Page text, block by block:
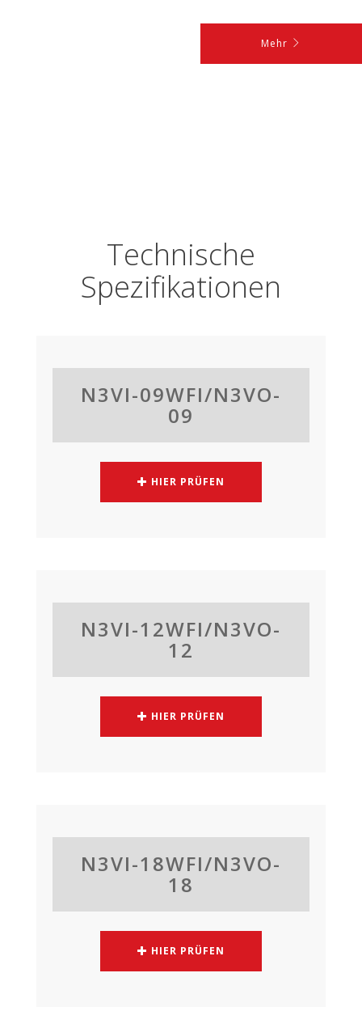
Mehr
Technische
Spezifikationen
N3VI-09WFI/N3VO-
09
HIER PRÜFEN
N3VI-12WFI/N3VO-
12
HIER PRÜFEN
N3VI-18WFI/N3VO-
18
HIER PRÜFEN